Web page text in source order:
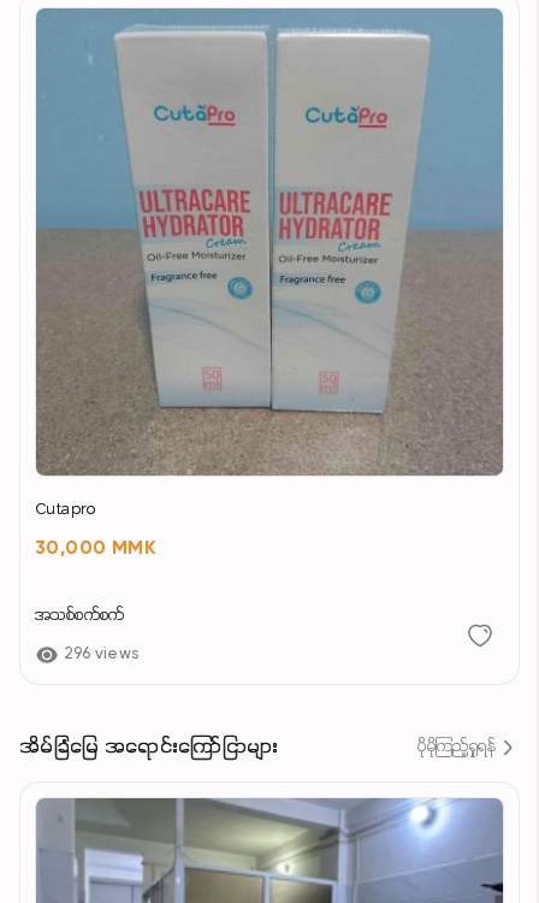
Cutapro
30,000 MMK
အသစ်စက်စက်
296 views
အိမ်ခြံမြေ အရောင်းကြော်ငြာများ ပိုမိုကြည့်ရှုရန်